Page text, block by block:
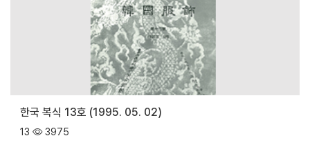
한국 복식 13호 (1995. 05. 02)
13 3975